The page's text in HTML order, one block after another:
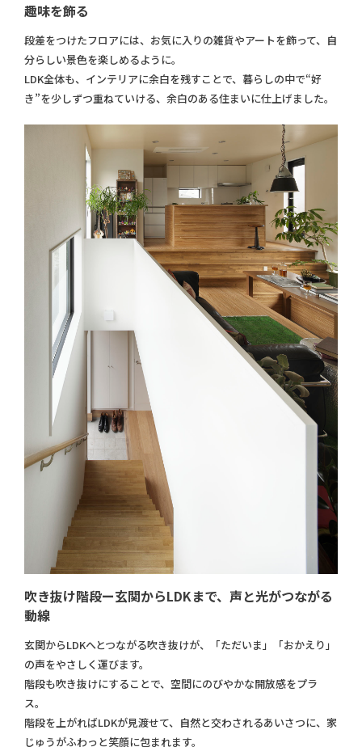
趣味を飾る
段差をつけたフロアには、お気に入りの雑貨やアートを飾って、自
分らしい景色を楽しめるように。
LDK全体も、インテリアに余白を残すことで、暮らしの中で“好
き”を少しずつ重ねていける、余白のある住まいに仕上げました。
吹き抜け階段ー玄関からLDKまで、声と光がつながる
動線
玄関からLDKへとつながる吹き抜けが、「ただいま」「おかえり」
の声をやさしく運びます。
階段も吹き抜けにすることで、空間にのびやかな開放感をプラ
ス。
階段を上がればLDKが見渡せて、自然と交わされるあいさつに、家
じゅうがふわっと笑顔に包まれます。